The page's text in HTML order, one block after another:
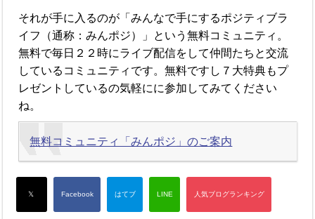
それが手に入るのが「みんなで手にするポジティブラ
イフ（通称：みんポジ）」という無料コミュニティ。
無料で毎日２２時にライブ配信をして仲間たちと交流
しているコミュニティです。無料ですし７大特典もプ
レゼントしているの気軽にに参加してみてください
ね。
無料コミュニティ「みんポジ」のご案内